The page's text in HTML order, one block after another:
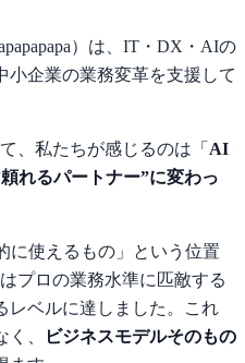
）は、IT・DX・AIの
小企業の業務変革を支援して
、私たちが感じるのは「 AI
れるパートナー”に変わっ
に使えるもの」という位置
プロの業務水準に匹敵する
レベルに達しました。これ
、
ビジネスモデルそのもの